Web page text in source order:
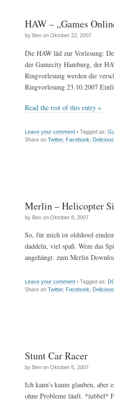
HAW – „Games
by Ben on Oktober 22, 2007
Die HAW läd zur Vorlesung:
der Gamecity Hamburg, der
Ringvorlesung werden die
Ringvorlesung 23.10.2007
Read the rest of this entry »
Leave your comment • Tagged as:
Share on Twitter, Facebook Delicious
Merlin – Helicopter
by Ben on Oktober 8, 2007
So, für mich ist oldshool
daddeln, viel spaß. Wem das
angehängt. zum Merlin
Leave your comment • Tagged as:
Share on Twitter, Facebook Delicious
Stunt Car Racer
by Ben on Oktober 6, 2007
Ich kann’s kaum glauben,
ohne Probleme läuft. *jubbel*